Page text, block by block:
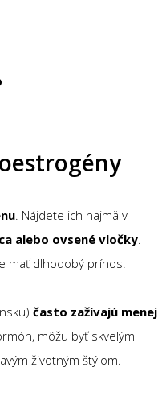
. Nájdete ich najmä v
alebo ovsené vločky
mať dlhodobý prínos.
často zažívajú menej
môžu byť skvelým
životným štýlom.